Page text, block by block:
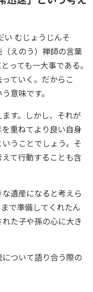
い むじょうじんそ
えのう）禅師の言葉
っても一大事である。
ていく。だからこ
意味です。
す。しかし、それが
重ねてより良い自身
うことでしょう。そ
て行動することも含
遺産になると考えら
で準備してくれたん
た子や孫の心に大き
について語り合う際の